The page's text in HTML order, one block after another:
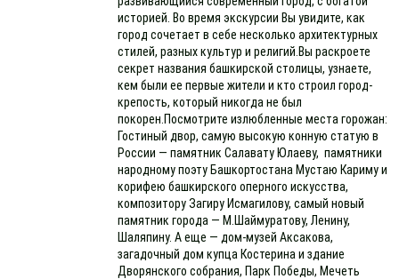
историей. Во время экскурсии Вы увидите, как
город сочетает в себе несколько архитектурных
стилей, разных культур и религий.Вы раскроете
секрет названия башкирской столицы, узнаете,
кем были ее первые жители и кто строил город-
крепость, который никогда не был
покорен.Посмотрите излюбленные места горожан:
Гостиный двор, самую высокую конную статую в
России — памятник Салавату Юлаеву, памятники
народному поэту Башкортостана Мустаю Кариму и
корифею башкирского оперного искусства,
композитору Загиру Исмагилову, самый новый
памятник города — М.Шаймуратову, Ленину,
Шаляпину. А еще — дом-музей Аксакова,
загадочный дом купца Костерина и здание
Дворянского собрания, Парк Победы, Мечеть